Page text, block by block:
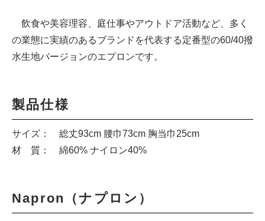
飲食や美容理容、庭仕事やアウトドア活動など、多く
の業態に実績のあるブランドを代表する定番型の60/40撥
水生地バージョンのエプロンです。
製品仕様
サイズ： 総丈93cm 腰巾73cm 胸当巾25cm
材 質： 綿60% ナイロン40%
Napron（ナプロン）